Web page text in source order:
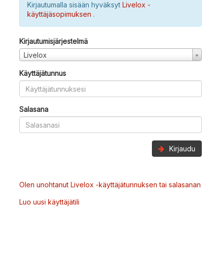
Kirjautumalla sisään hyväksyt Livelox -
käyttäjäsopimuksen .
Kirjautumisjärjestelmä
Livelox
Käyttäjätunnus
Salasana
Kirjaudu
Olen unohtanut Livelox -käyttäjätunnuksen tai salasanan
Luo uusi käyttäjätili